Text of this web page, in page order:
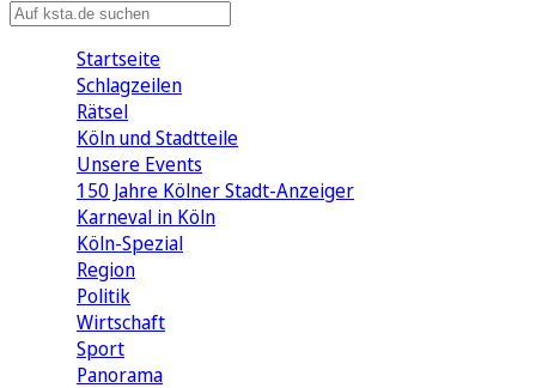
Startseite
Schlagzeilen
Rätsel
Köln und Stadtteile
Unsere Events
150 Jahre Kölner Stadt-Anzeiger
Karneval in Köln
Köln-Spezial
Region
Politik
Wirtschaft
Sport
Panorama